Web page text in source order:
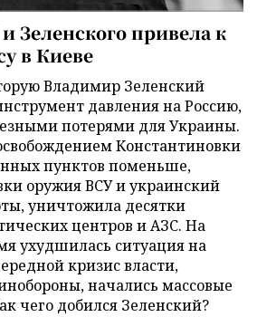
Зеленского привела к
в Киеве
Владимир Зеленский
давления на Россию,
потерями для Украины.
Константиновки
пунктов поменьше,
оружия ВСУ и украинский
уничтожила десятки
центров и АЗС. На
ухудшилась ситуация на
кризис власти,
начались массовые
чего добился Зеленский?